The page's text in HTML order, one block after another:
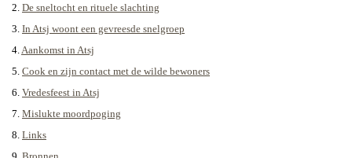
2. De sneltocht en rituele slachting
3. In Atsj woont een gevreesde snelgroep
4. Aankomst in Atsj
5. Cook en zijn contact met de wilde bewoners
6. Vredesfeest in Atsj
7. Mislukte moordpoging
8. Links